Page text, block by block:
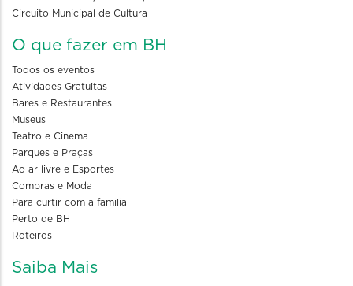
Circuito Municipal de Cultura
O que fazer em BH
Todos os eventos
Atividades Gratuitas
Bares e Restaurantes
Museus
Teatro e Cinema
Parques e Praças
Ao ar livre e Esportes
Compras e Moda
Para curtir com a familia
Perto de BH
Roteiros
Saiba Mais